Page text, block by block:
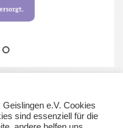
e.V. Cookies
sind essenziell für die